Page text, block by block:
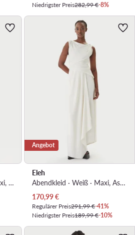
Niedrigster Preis282,99 €-8%
Abendkleid · Hellblau · Maxi, Asymmetrisch
Angebot
Eleh
Abendkleid · Weiß · Maxi, Asymmetrisch
Aktueller Preis
170,99€
Regulärer Preis291,99 €-41%
Niedrigster Preis189,99 €-10%